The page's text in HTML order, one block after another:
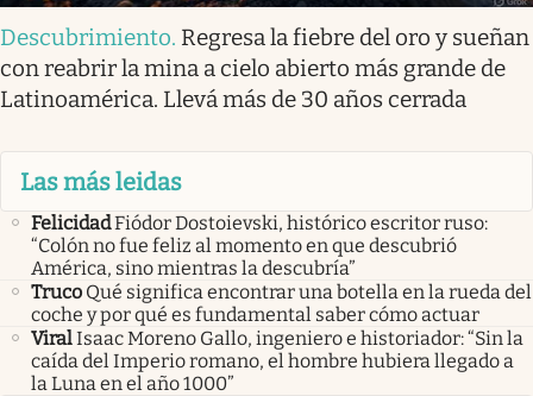
Descubrimiento. Regresa la fiebre del oro y sueñan
con reabrir la mina a cielo abierto más grande de
Latinoamérica. Llevá más de 30 años cerrada
Las más leidas
FelicidadFiódor Dostoievski, histórico escritor ruso:
“Colón no fue feliz al momento en que descubrió
América, sino mientras la descubría”
Truco Qué significa encontrar una botella en la rueda del
coche y por qué es fundamental saber cómo actuar
ViralIsaac Moreno Gallo, ingeniero e historiador: “Sin la
caída del Imperio romano, el hombre hubiera llegado a
la Luna en el año 1000”